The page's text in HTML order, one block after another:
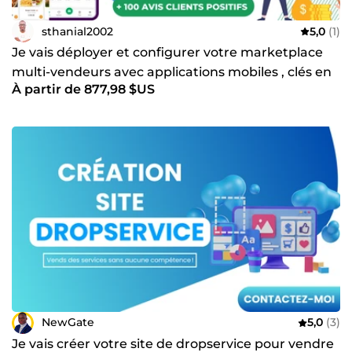
sthanial2002 5,0 (1)
Je vais déployer et configurer votre marketplace
multi-vendeurs avec applications mobiles , clés en
main
À partir de 877,98 $US
NewGate 5,0 (3)
Je vais créer votre site de dropservice pour vendre